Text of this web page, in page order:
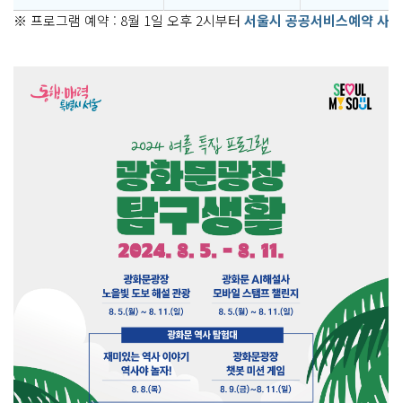
※ 프로그램 예약 : 8월 1일 오후 2시부터 서울시 공공서비스예약 사